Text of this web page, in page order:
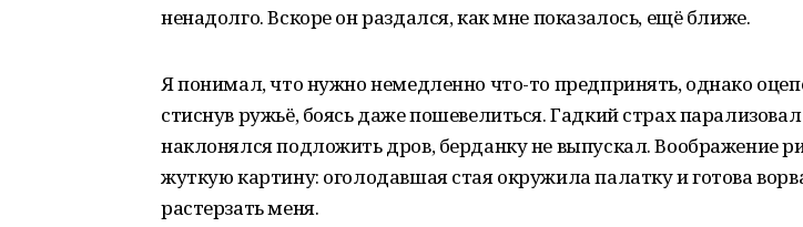
ненадолго. Вскоре он раздался, как мне показалось, ещё ближе.
Я понимал, что нужно немедленно что-то предпринять, однако
стиснув ружьё, боясь даже пошевелиться. Гадкий страх
наклонялся подложить дров, берданку не выпускал. Воображение
жуткую картину: оголодавшая стая окружила палатку и готова
растерзать меня.